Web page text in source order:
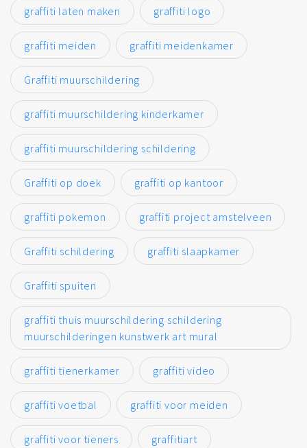
graffiti laten maken graffiti logo
graffiti meiden graffiti meidenkamer
Graffiti muurschildering
graffiti muurschildering kinderkamer
graffiti muurschildering schildering
Graffiti op doek graffiti op kantoor
graffiti pokemon graffiti project amstelveen
Graffiti schildering graffiti slaapkamer
Graffiti spuiten
graffiti thuis muurschildering schildering
muurschilderingen kunstwerk art mural
graffiti tienerkamer graffiti video
graffiti voetbal graffiti voor meiden
graffiti voor tieners graffitiart